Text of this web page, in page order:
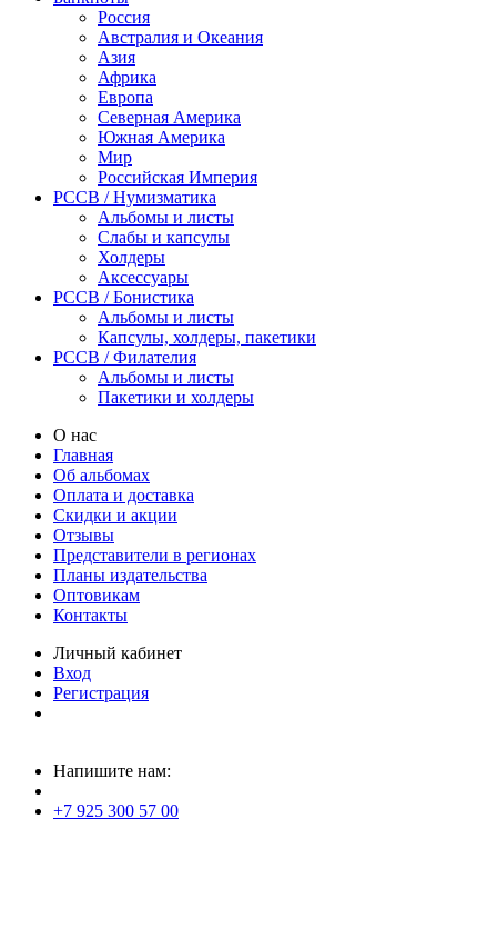
Россия
Австралия и Океания
Азия
Африка
Европа
Северная Америка
Южная Америка
Мир
Российская Империя
PCCB / Нумизматика
Альбомы и листы
Слабы и капсулы
Холдеры
Аксессуары
PCCB / Бонистика
Альбомы и листы
Капсулы, холдеры, пакетики
PCCB / Филателия
Альбомы и листы
Пакетики и холдеры
О нас
Главная
Об альбомах
Оплата и доставка
Скидки и акции
Отзывы
Представители в регионах
Планы издательства
Оптовикам
Контакты
Личный кабинет
Вход
Регистрация
Напишите нам:
+7 925 300 57 00